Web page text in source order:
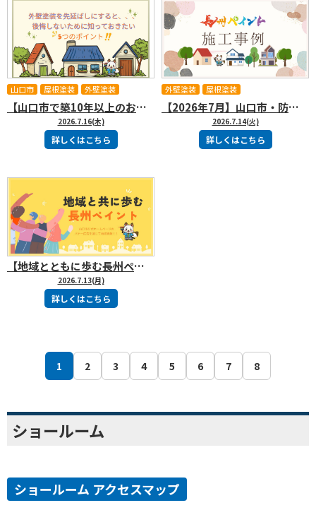
山口市 屋根塗装 外壁塗装
【山口市で築10年以上のお住まいの方へ】外壁塗装を先延ばしにすると100万円以上の差が出ることも？後悔しないために知っておきたい5つのポイント
2026.7.16(木)
詳しくはこちら
外壁塗装 屋根塗装
【2026年7月】山口市・防府市・宇部市など各地で施工中！長州ペイントの施工事例をご紹介します
2026.7.14(火)
詳しくはこちら
【地域とともに歩む長州ペイント】山口市公式ホームページのバナー広告を通じて地域貢献しています
2026.7.13(月)
詳しくはこちら
1 2 3 4 5 6 7 8
ショールーム
ショールーム アクセスマップ